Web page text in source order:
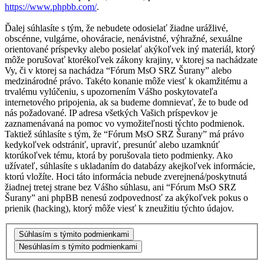
https://www.phpbb.com/.
Ďalej súhlasíte s tým, že nebudete odosielať žiadne urážlivé,
obscénne, vulgárne, ohováracie, nenávistné, výhražné, sexuálne
orientované príspevky alebo posielať akýkoľvek iný materiál, ktorý
môže porušovať ktorékoľvek zákony krajiny, v ktorej sa nachádzate
Vy, či v ktorej sa nachádza “Fórum MsO SRZ Šurany” alebo
medzinárodné právo. Takéto konanie môže viesť k okamžitému a
trvalému vylúčeniu, s upozornením Vášho poskytovateľa
internetového pripojenia, ak sa budeme domnievať, že to bude od
nás požadované. IP adresa všetkých Vašich príspevkov je
zaznamenávaná na pomoc vo vymožiteľnosti týchto podmienok.
Taktiež súhlasíte s tým, že “Fórum MsO SRZ Šurany” má právo
kedykoľvek odstrániť, upraviť, presunúť alebo uzamknúť
ktorúkoľvek tému, ktorá by porušovala tieto podmienky. Ako
užívateľ, súhlasíte s ukladaním do databázy akejkoľvek informácie,
ktorú vložíte. Hoci táto informácia nebude zverejnená/poskytnutá
žiadnej tretej strane bez Vášho súhlasu, ani “Fórum MsO SRZ
Šurany” ani phpBB nenesú zodpovednosť za akýkoľvek pokus o
prienik (hacking), ktorý môže viesť k zneužitiu týchto údajov.